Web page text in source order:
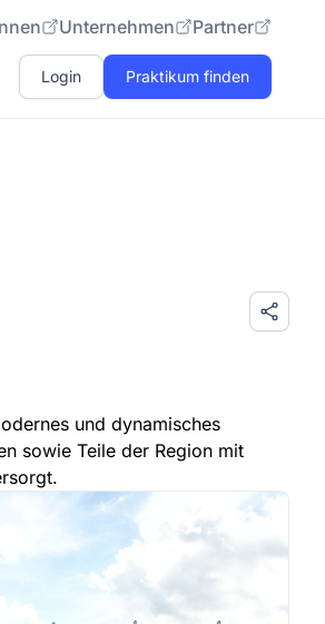
Unternehmen Partner
Login Praktikum finden
und dynamisches
sowie Teile der Region mit